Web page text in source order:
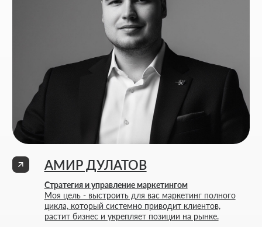
Стратегия и управление маркетингом
Моя цель - выстроить для вас маркетинг полного
цикла, который системно приводит клиентов,
растит бизнес и укрепляет позиции на рынке.
Тимлид